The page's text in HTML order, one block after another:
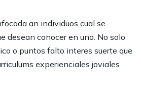
an individuos cual se
desean conocer en uno. No solo
o puntos falto interes suerte que
experienciales joviales